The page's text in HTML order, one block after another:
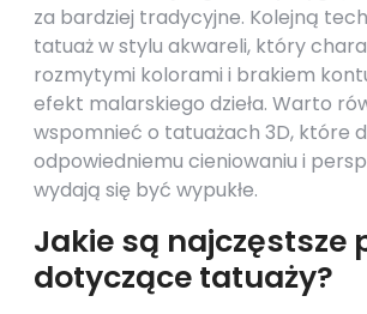
za bardziej tradycyjne. Kolejną
tatuaż w stylu akwareli, który
rozmytymi kolorami i brakiem
efekt malarskiego dzieła. Warto
wspomnieć o tatuażach 3D, które
odpowiedniemu cieniowaniu i
wydają się być wypukłe.
Jakie są najczęstsze
dotyczące tatuaży?